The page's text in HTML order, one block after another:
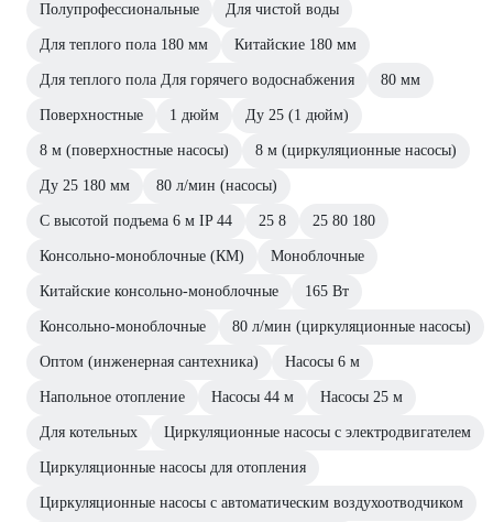
Полупрофессиональные Для чистой воды
Для теплого пола 180 мм Китайские 180 мм
Для теплого пола Для горячего водоснабжения 80 мм
Поверхностные 1 дюйм Ду 25 (1 дюйм)
8 м (поверхностные насосы) 8 м (циркуляционные насосы)
Ду 25 180 мм 80 л/мин (насосы)
С высотой подъема 6 м IP 44 25 8 25 80 180
Консольно-моноблочные (КМ) Моноблочные
Китайские консольно-моноблочные 165 Вт
Консольно-моноблочные 80 л/мин (циркуляционные насосы)
Оптом (инженерная сантехника) Насосы 6 м
Напольное отопление Насосы 44 м Насосы 25 м
Для котельных Циркуляционные насосы с электродвигателем
Циркуляционные насосы для отопления
Циркуляционные насосы с автоматическим воздухоотводчиком